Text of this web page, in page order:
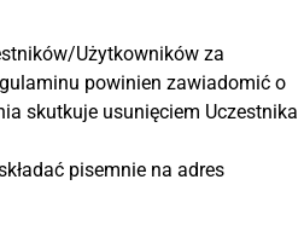
Użytkowników za
powinien zawiadomić o
skutkuje usunięciem Uczestnika
pisemnie na adres